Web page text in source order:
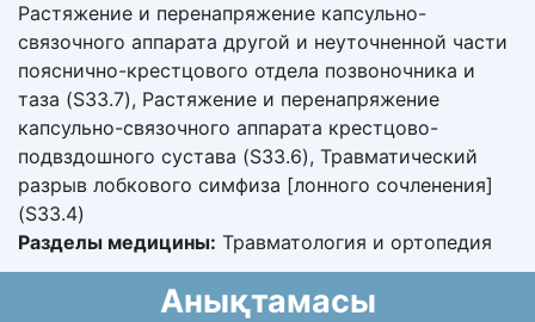
Растяжение и перенапряжение капсульно-
связочного аппарата другой и неуточненной части
пояснично-крестцового отдела позвоночника и
таза (S33.7), Растяжение и перенапряжение
капсульно-связочного аппарата крестцово-
подвздошного сустава (S33.6), Травматический
разрыв лобкового симфиза [лонного сочленения]
(S33.4)
Разделы медицины: Травматология и ортопедия
Анықтамасы